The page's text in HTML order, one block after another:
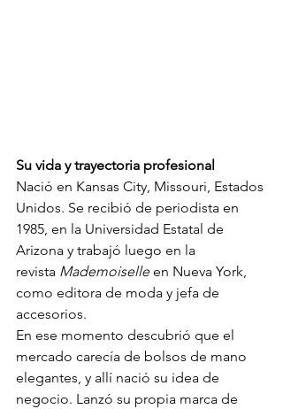
Su vida y trayectoria profesional
Nació en Kansas City, Missouri, Estados
Unidos. Se recibió de periodista en
1985, en la Universidad Estatal de
Arizona y trabajó luego en la
revista Mademoiselle en Nueva York,
como editora de moda y jefa de
accesorios.
En ese momento descubrió que el
mercado carecía de bolsos de mano
elegantes, y allí nació su idea de
negocio. Lanzó su propia marca de